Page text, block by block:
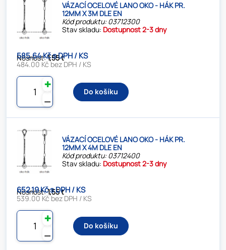
VÁZACÍ OCELOVÉ LANO OKO - HÁK PR.
12MM X 3M DLE EN
Kód produktu: 03712300
Stav skladu: Dostupnost 2-3 dny
Nosnost:1,55 t
585.64 Kč s DPH / KS
484.00 Kč bez DPH / KS
⚊
✚
Do košíku
VÁZACÍ OCELOVÉ LANO OKO - HÁK PR.
12MM X 4M DLE EN
Kód produktu: 03712400
Stav skladu: Dostupnost 2-3 dny
Nosnost:1,55 t
652.19 Kč s DPH / KS
539.00 Kč bez DPH / KS
⚊
✚
Do košíku